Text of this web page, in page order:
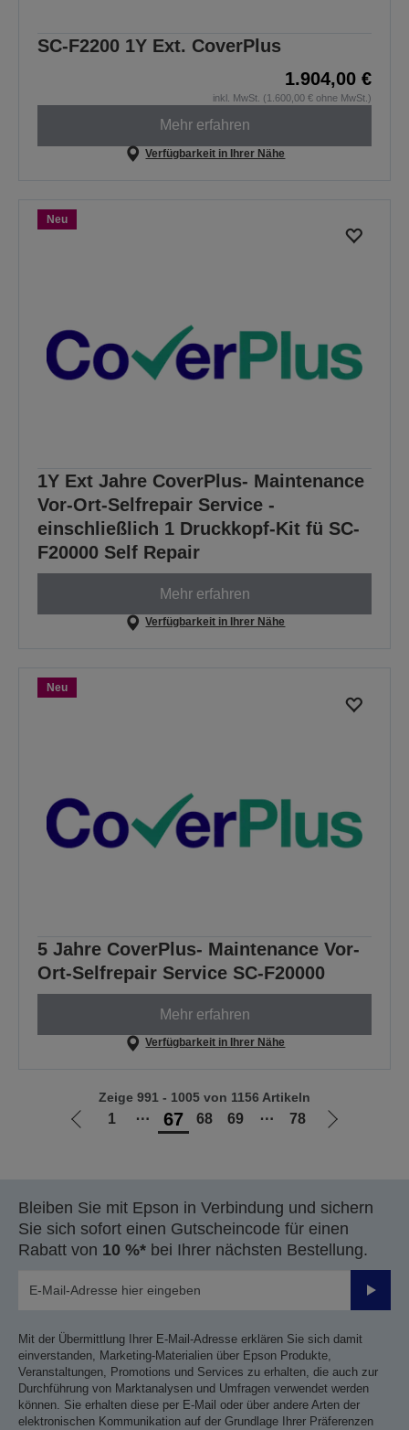
SC-F2200 1Y Ext. CoverPlus
1.904,00 €
inkl. MwSt. (1.600,00 € ohne MwSt.)
Mehr erfahren
Verfügbarkeit in Ihrer Nähe
Neu
1Y Ext Jahre CoverPlus- Maintenance
Vor-Ort-Selfrepair Service -
einschließlich 1 Druckkopf-Kit fü SC-
F20000 Self Repair
Mehr erfahren
Verfügbarkeit in Ihrer Nähe
Neu
5 Jahre CoverPlus- Maintenance Vor-
Ort-Selfrepair Service SC-F20000
Mehr erfahren
Verfügbarkeit in Ihrer Nähe
Zur
1 ⋯ 67 68 69 ⋯ 78
Zur
Zeige 991 - 1005 von 1156 Artikeln
Bleiben Sie mit Epson in Verbindung und sichern
Sie sich sofort einen Gutscheincode für einen
Rabatt von 10 %* bei Ihrer nächsten Bestellung.
Mit der Übermittlung Ihrer E-Mail-Adresse erklären Sie sich damit
einverstanden, Marketing-Materialien über Epson Produkte,
Veranstaltungen, Promotions und Services zu erhalten, die auch zur
Durchführung von Marktanalysen und Umfragen verwendet werden
können. Sie erhalten diese per E-Mail oder über andere Arten der
elektronischen Kommunikation auf der Grundlage Ihrer Präferenzen